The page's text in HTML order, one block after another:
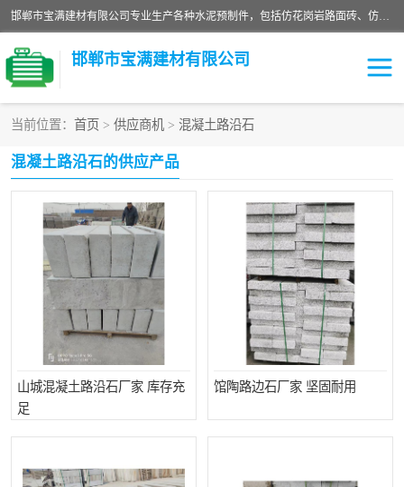
邯郸市宝满建材有限公司专业生产各种水泥预制件，包括仿花岗岩路面砖、仿花岗岩人行道砖、仿花岗岩路侧石、烧结砖、植草砖、码头砖连锁块、仿花岗岩路侧石、沙井盖、水泥盖板等各种水泥制品
邯郸市宝满建材有限公司
当前位置： 首页 > 供应商机 > 混凝土路沿石
混凝土路沿石的供应产品
山城混凝土路沿石厂家 库存充
足
馆陶路边石厂家 坚固耐用
墙体砖
面包砖 混凝土路沿石
水泥构件 便道砖
花岗岩路岩石 盲道砖
草坪砖 pc仿石砖